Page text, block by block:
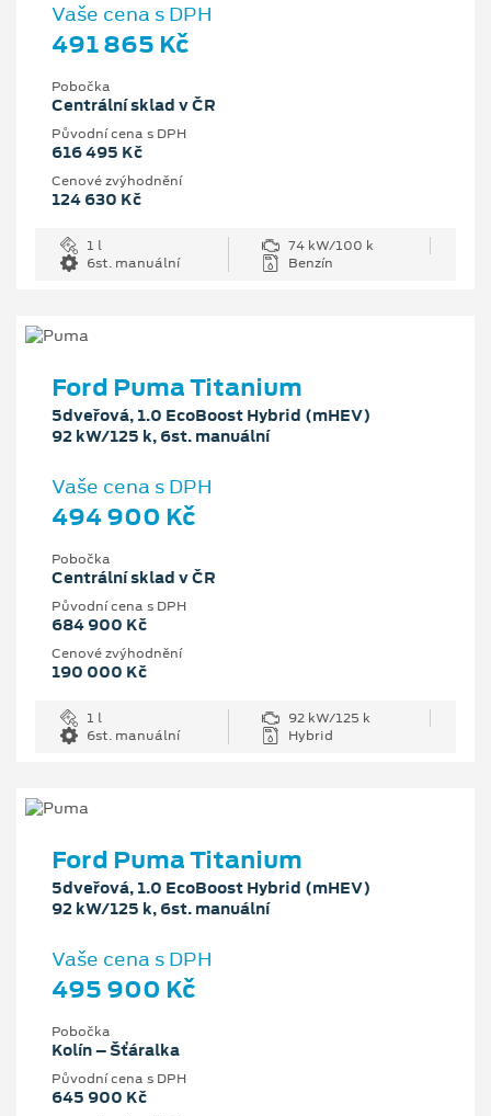
Vaše cena s DPH
491 865 Kč
Pobočka
Centrální sklad v ČR
Původní cena s DPH
616 495 Kč
Cenové zvýhodnění
124 630 Kč
1 l
74 kW/100 k
6st. manuální
Benzín
Ford Puma Titanium
5dveřová, 1.0 EcoBoost Hybrid (mHEV)
92 kW/125 k, 6st. manuální
Vaše cena s DPH
494 900 Kč
Pobočka
Centrální sklad v ČR
Původní cena s DPH
684 900 Kč
Cenové zvýhodnění
190 000 Kč
1 l
92 kW/125 k
6st. manuální
Hybrid
Ford Puma Titanium
5dveřová, 1.0 EcoBoost Hybrid (mHEV)
92 kW/125 k, 6st. manuální
Vaše cena s DPH
495 900 Kč
Pobočka
Kolín – Šťáralka
Původní cena s DPH
645 900 Kč